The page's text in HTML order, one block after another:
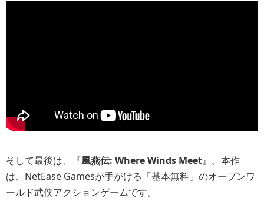
そして最後は、『風燕伝: Where Winds Meet』。本作
は、NetEase Gamesが手がける「基本無料」のオープンワ
ールド武侠アクションゲームです。